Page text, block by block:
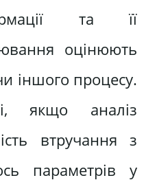
та її
оцінюють
іншого процесу.
якщо аналіз
втручання з
параметрів у